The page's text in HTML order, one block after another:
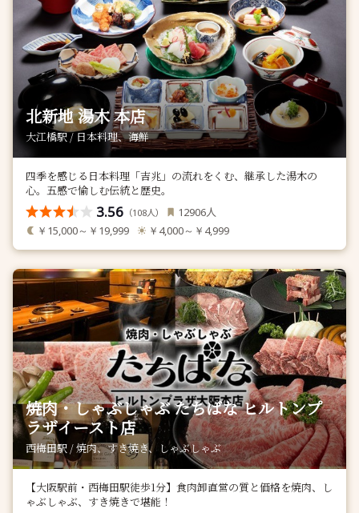
北新地 湯木 本店
大江橋駅 / 日本料理、海鮮
四季を感じる日本料理「吉兆」の流れをくむ、継承した湯木の
心。五感で愉しむ伝統と歴史。
3.56 （108人） 12906人
￥15,000～￥19,999 ￥4,000～￥4,999
焼肉・しゃぶしゃぶ たちばな ヒルトンプ
ラザイースト店
西梅田駅 / 焼肉、すき焼き、しゃぶしゃぶ
【大阪駅前・西梅田駅徒歩1分】食肉卸直営の質と価格を焼肉、し
ゃぶしゃぶ、すき焼きで堪能！